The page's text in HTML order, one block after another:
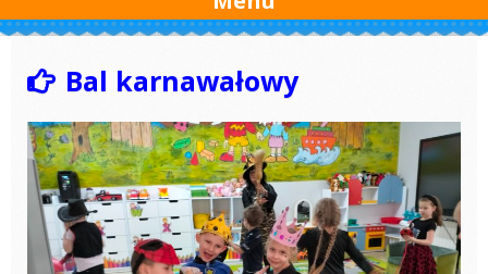
Bal karnawałowy